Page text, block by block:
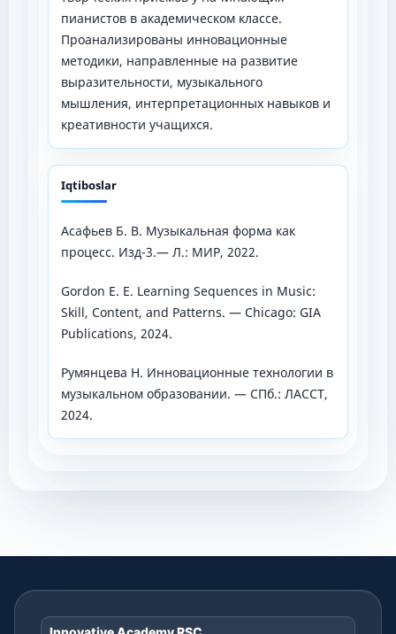
пианистов в академическом классе.
Проанализированы инновационные
методики, направленные на развитие
выразительности, музыкального
мышления, интерпретационных навыков и
креативности учащихся.
Iqtiboslar
Асафьев Б. В. Музыкальная форма как
процесс. Изд-3.— Л.: МИР, 2022.
Gordon E. E. Learning Sequences in Music:
Skill, Content, and Patterns. — Chicago: GIA
Publications, 2024.
Румянцева Н. Инновационные технологии в
музыкальном образовании. — СПб.: ЛАССТ,
2024.